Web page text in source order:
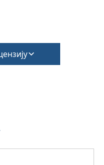
за накнаду